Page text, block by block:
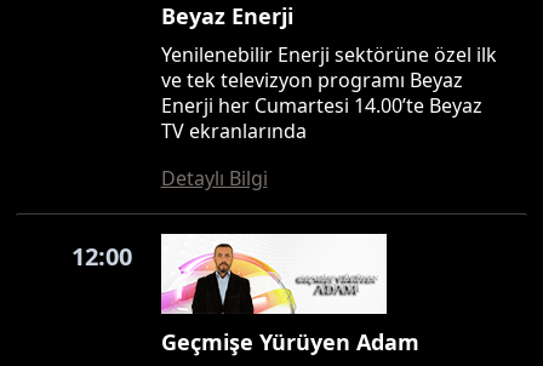
Beyaz Enerji
Yenilenebilir Enerji sektörüne özel ilk
ve tek televizyon programı Beyaz
Enerji her Cumartesi 14.00’te Beyaz
TV ekranlarında
Detaylı Bilgi
12:00
Geçmişe Yürüyen Adam